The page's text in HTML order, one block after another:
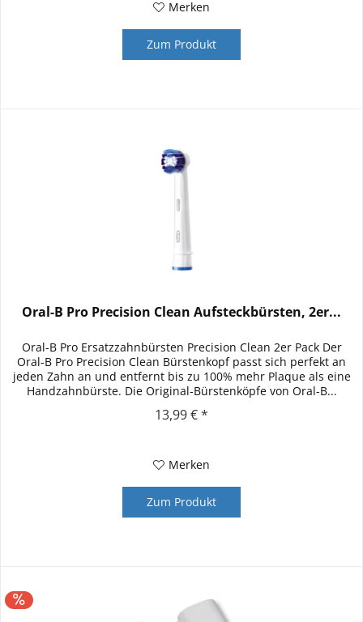
Merken
Zum Produkt
Oral-B Pro Precision Clean Aufsteckbürsten, 2er...
Oral-B Pro Ersatzzahnbürsten Precision Clean 2er Pack Der
Oral-B Pro Precision Clean Bürstenkopf passt sich perfekt an
jeden Zahn an und entfernt bis zu 100% mehr Plaque als eine
Handzahnbürste. Die Original-Bürstenköpfe von Oral-B...
13,99 € *
Merken
Zum Produkt